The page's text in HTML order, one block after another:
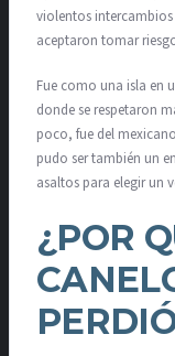
violentos
aceptaron tomar
Fue como una isla en
donde se respetaron
poco, fue del
pudo ser también un
asaltos para elegir un
¿POR